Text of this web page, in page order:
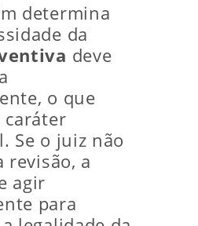
determina
da
deve
o que
caráter
Se o juiz não
revisão, a
agir
para